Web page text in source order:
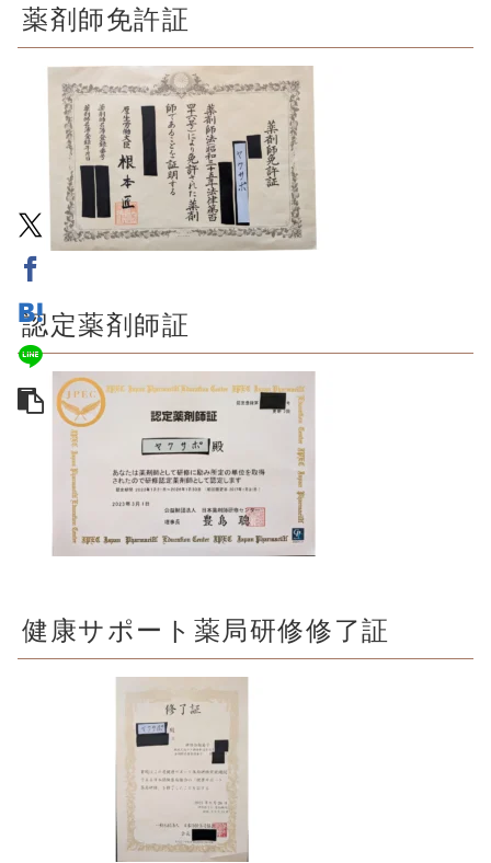
薬剤師免許証
認定薬剤師証
健康サポート薬局研修修了証